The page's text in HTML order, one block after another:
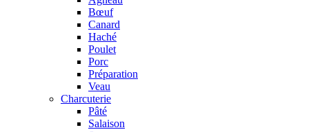
Bœuf
Canard
Haché
Poulet
Porc
Préparation
Veau
Charcuterie
Pâté
Salaison